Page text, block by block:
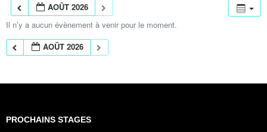
AOÛT 2026
Il n’y a aucun évènement à venir pour le moment.
AOÛT 2026
PROCHAINS STAGES